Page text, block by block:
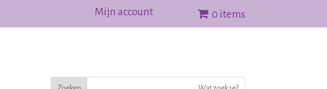
Mijn account 0 items